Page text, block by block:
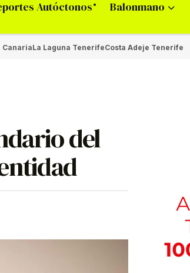
Autóctonos Balonmano
CanariaLa Laguna TenerifeCosta Adeje Tenerife
del